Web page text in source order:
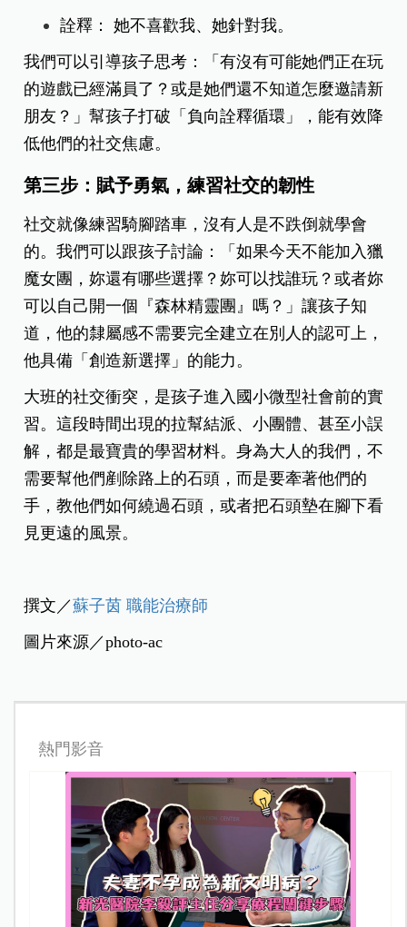
詮釋： 她不喜歡我、她針對我。
我們可以引導孩子思考：「有沒有可能她們正在玩
的遊戲已經滿員了？或是她們還不知道怎麼邀請新
朋友？」幫孩子打破「負向詮釋循環」，能有效降
低他們的社交焦慮。
第三步：賦予勇氣，練習社交的韌性
社交就像練習騎腳踏車，沒有人是不跌倒就學會
的。我們可以跟孩子討論：「如果今天不能加入獵
魔女團，妳還有哪些選擇？妳可以找誰玩？或者妳
可以自己開一個『森林精靈團』嗎？」讓孩子知
道，他的隸屬感不需要完全建立在別人的認可上，
他具備「創造新選擇」的能力。
大班的社交衝突，是孩子進入國小微型社會前的實
習。這段時間出現的拉幫結派、小團體、甚至小誤
解，都是最寶貴的學習材料。身為大人的我們，不
需要幫他們剷除路上的石頭，而是要牽著他們的
手，教他們如何繞過石頭，或者把石頭墊在腳下看
見更遠的風景。
撰文／蘇子茵 職能治療師
圖片來源／photo-ac
熱門影音